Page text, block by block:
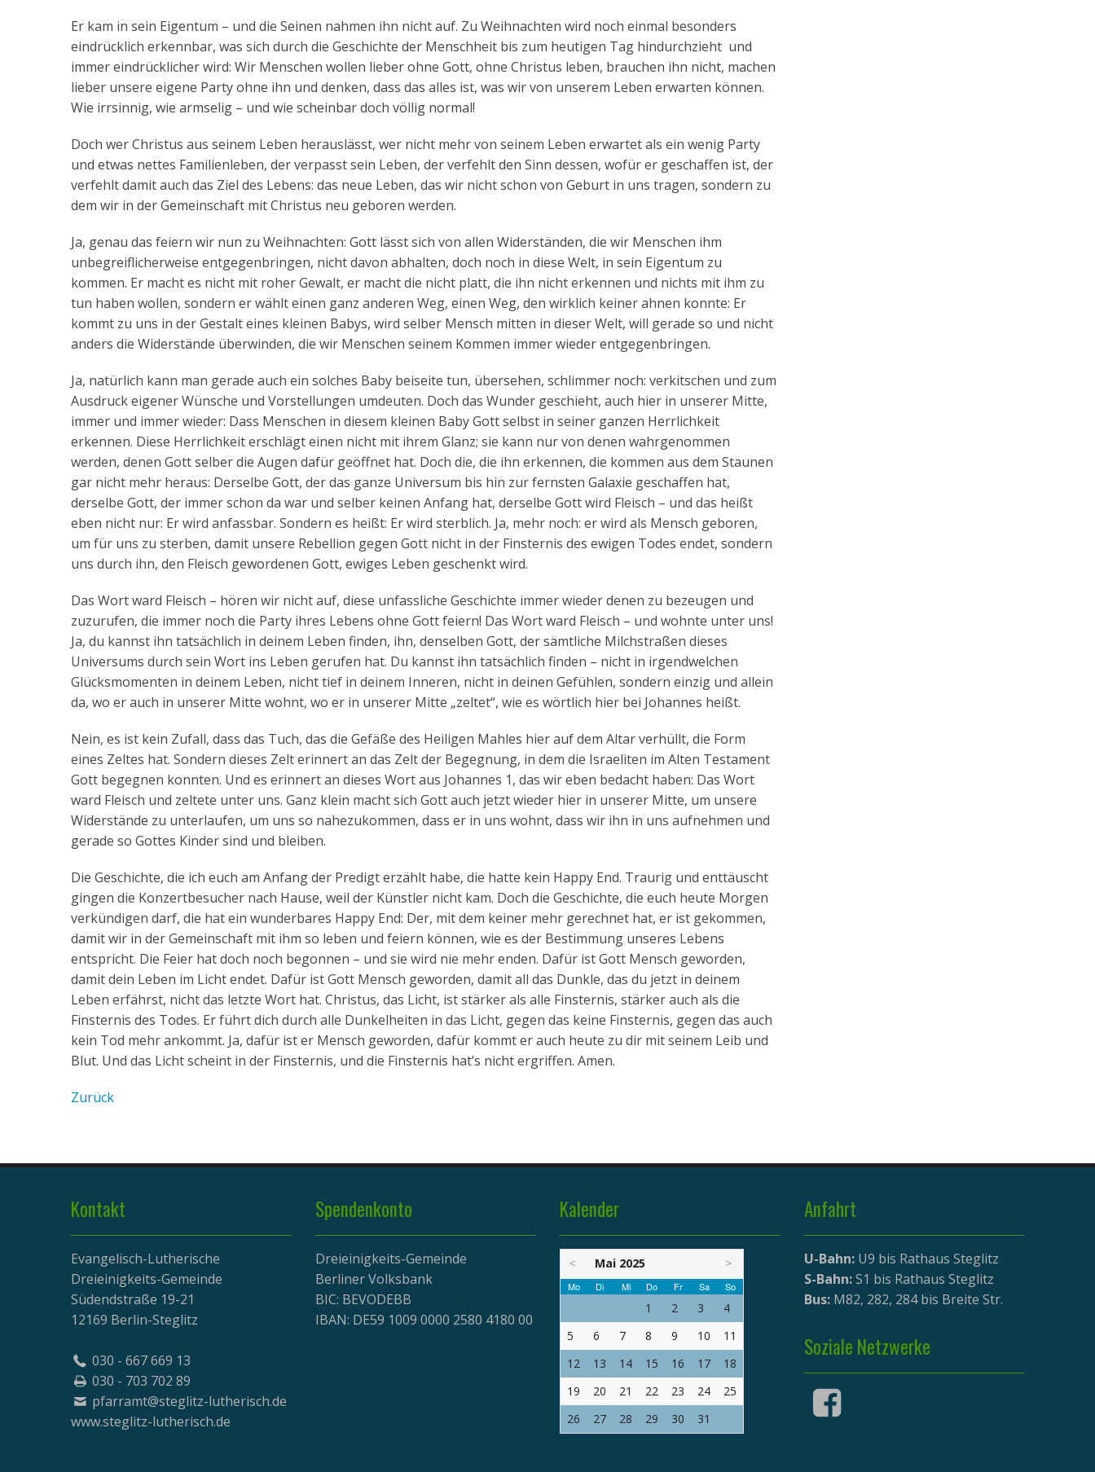
Er kam in sein Eigentum – und die Seinen nahmen ihn nicht auf. Zu Weihnachten wird noch einmal besonders
eindrücklich erkennbar, was sich durch die Geschichte der Menschheit bis zum heutigen Tag hindurchzieht und
immer eindrücklicher wird: Wir Menschen wollen lieber ohne Gott, ohne Christus leben, brauchen ihn nicht, machen
lieber unsere eigene Party ohne ihn und denken, dass das alles ist, was wir von unserem Leben erwarten können.
Wie irrsinnig, wie armselig – und wie scheinbar doch völlig normal!
Doch wer Christus aus seinem Leben herauslässt, wer nicht mehr von seinem Leben erwartet als ein wenig Party
und etwas nettes Familienleben, der verpasst sein Leben, der verfehlt den Sinn dessen, wofür er geschaffen ist, der
verfehlt damit auch das Ziel des Lebens: das neue Leben, das wir nicht schon von Geburt in uns tragen, sondern zu
dem wir in der Gemeinschaft mit Christus neu geboren werden.
Ja, genau das feiern wir nun zu Weihnachten: Gott lässt sich von allen Widerständen, die wir Menschen ihm
unbegreiflicherweise entgegenbringen, nicht davon abhalten, doch noch in diese Welt, in sein Eigentum zu
kommen. Er macht es nicht mit roher Gewalt, er macht die nicht platt, die ihn nicht erkennen und nichts mit ihm zu
tun haben wollen, sondern er wählt einen ganz anderen Weg, einen Weg, den wirklich keiner ahnen konnte: Er
kommt zu uns in der Gestalt eines kleinen Babys, wird selber Mensch mitten in dieser Welt, will gerade so und nicht
anders die Widerstände überwinden, die wir Menschen seinem Kommen immer wieder entgegenbringen.
Ja, natürlich kann man gerade auch ein solches Baby beiseite tun, übersehen, schlimmer noch: verkitschen und zum
Ausdruck eigener Wünsche und Vorstellungen umdeuten. Doch das Wunder geschieht, auch hier in unserer Mitte,
immer und immer wieder: Dass Menschen in diesem kleinen Baby Gott selbst in seiner ganzen Herrlichkeit
erkennen. Diese Herrlichkeit erschlägt einen nicht mit ihrem Glanz; sie kann nur von denen wahrgenommen
werden, denen Gott selber die Augen dafür geöffnet hat. Doch die, die ihn erkennen, die kommen aus dem Staunen
gar nicht mehr heraus: Derselbe Gott, der das ganze Universum bis hin zur fernsten Galaxie geschaffen hat,
derselbe Gott, der immer schon da war und selber keinen Anfang hat, derselbe Gott wird Fleisch – und das heißt
eben nicht nur: Er wird anfassbar. Sondern es heißt: Er wird sterblich. Ja, mehr noch: er wird als Mensch geboren,
um für uns zu sterben, damit unsere Rebellion gegen Gott nicht in der Finsternis des ewigen Todes endet, sondern
uns durch ihn, den Fleisch gewordenen Gott, ewiges Leben geschenkt wird.
Das Wort ward Fleisch – hören wir nicht auf, diese unfassliche Geschichte immer wieder denen zu bezeugen und
zuzurufen, die immer noch die Party ihres Lebens ohne Gott feiern! Das Wort ward Fleisch – und wohnte unter uns!
Ja, du kannst ihn tatsächlich in deinem Leben finden, ihn, denselben Gott, der sämtliche Milchstraßen dieses
Universums durch sein Wort ins Leben gerufen hat. Du kannst ihn tatsächlich finden – nicht in irgendwelchen
Glücksmomenten in deinem Leben, nicht tief in deinem Inneren, nicht in deinen Gefühlen, sondern einzig und allein
da, wo er auch in unserer Mitte wohnt, wo er in unserer Mitte „zeltet“, wie es wörtlich hier bei Johannes heißt.
Nein, es ist kein Zufall, dass das Tuch, das die Gefäße des Heiligen Mahles hier auf dem Altar verhüllt, die Form
eines Zeltes hat. Sondern dieses Zelt erinnert an das Zelt der Begegnung, in dem die Israeliten im Alten Testament
Gott begegnen konnten. Und es erinnert an dieses Wort aus Johannes 1, das wir eben bedacht haben: Das Wort
ward Fleisch und zeltete unter uns. Ganz klein macht sich Gott auch jetzt wieder hier in unserer Mitte, um unsere
Widerstände zu unterlaufen, um uns so nahezukommen, dass er in uns wohnt, dass wir ihn in uns aufnehmen und
gerade so Gottes Kinder sind und bleiben.
Die Geschichte, die ich euch am Anfang der Predigt erzählt habe, die hatte kein Happy End. Traurig und enttäuscht
gingen die Konzertbesucher nach Hause, weil der Künstler nicht kam. Doch die Geschichte, die euch heute Morgen
verkündigen darf, die hat ein wunderbares Happy End: Der, mit dem keiner mehr gerechnet hat, er ist gekommen,
damit wir in der Gemeinschaft mit ihm so leben und feiern können, wie es der Bestimmung unseres Lebens
entspricht. Die Feier hat doch noch begonnen – und sie wird nie mehr enden. Dafür ist Gott Mensch geworden,
damit dein Leben im Licht endet. Dafür ist Gott Mensch geworden, damit all das Dunkle, das du jetzt in deinem
Leben erfährst, nicht das letzte Wort hat. Christus, das Licht, ist stärker als alle Finsternis, stärker auch als die
Finsternis des Todes. Er führt dich durch alle Dunkelheiten in das Licht, gegen das keine Finsternis, gegen das auch
kein Tod mehr ankommt. Ja, dafür ist er Mensch geworden, dafür kommt er auch heute zu dir mit seinem Leib und
Blut. Und das Licht scheint in der Finsternis, und die Finsternis hat’s nicht ergriffen. Amen.
Zurück
Kontakt
Evangelisch-Lutherische
Dreieinigkeits-Gemeinde
Südendstraße 19-21
12169 Berlin-Steglitz
030 - 667 669 13
030 - 703 702 89
pfarramt@steglitz-lutherisch.de
www.steglitz-lutherisch.de
Spendenkonto
Dreieinigkeits-Gemeinde
Berliner Volksbank
BIC: BEVODEBB
IBAN: DE59 1009 0000 2580 4180 00
Kalender
< Mai 2025 >
Mo Di Mi Do Fr Sa So
1 2 3
4
5
6 7 8 9 10
11
12
13 14 15 16 17
18
19
20 21 22 23 24
25
26
27 28 29 30 31
Anfahrt
U-Bahn: U9 bis Rathaus Steglitz
S-Bahn:S1 bis Rathaus Steglitz
Bus: M82, 282, 284 bis Breite Str.
Soziale Netzwerke